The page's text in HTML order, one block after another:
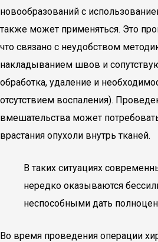
новообразований с
также может применяться. Это
что связано с неудобством
накладыванием швов и
обработка, удаление и
отсутствием воспаления).
вмешательства может
врастания опухоли внутрь тканей.
В таких ситуациях
нередко оказываются
неспособными дать
Во время проведения операции